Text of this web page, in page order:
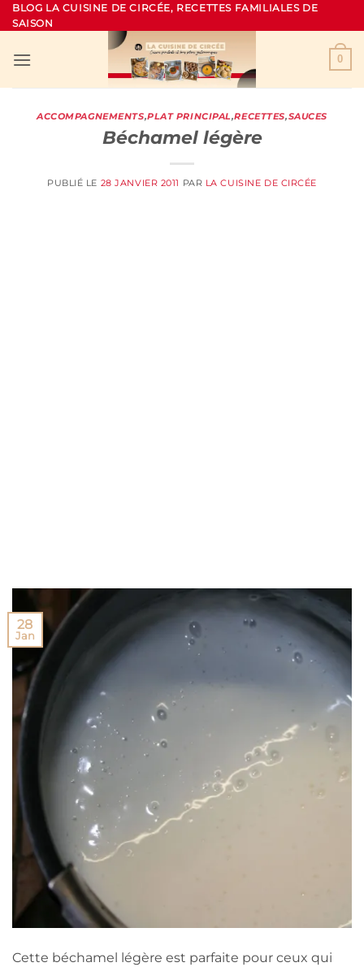
Passer
au
BLOG LA CUISINE DE CIRCÉE, RECETTES FAMILIALES DE
SAISON
0
ACCOMPAGNEMENTS,PLAT PRINCIPAL,RECETTES,SAUCES
Béchamel légère
PUBLIÉ LE 28 JANVIER 2011 PAR LA CUISINE DE CIRCÉE
28
Jan
Cette béchamel légère est parfaite pour ceux qui